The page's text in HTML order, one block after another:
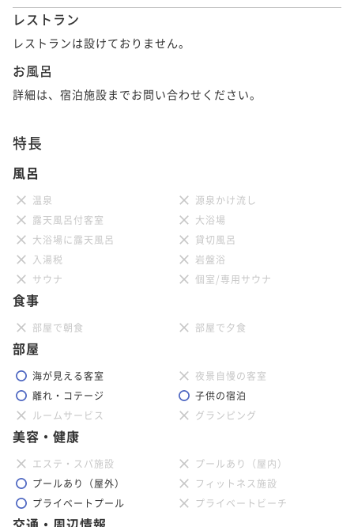
レストラン
レストランは設けておりません。
お風呂
詳細は、宿泊施設までお問い合わせください。
特長
風呂
温泉
源泉かけ流し
露天風呂付客室
大浴場
大浴場に露天風呂
貸切風呂
入湯税
岩盤浴
サウナ
個室/専用サウナ
食事
部屋で朝食 部屋で夕食
部屋
海が見える客室
夜景自慢の客室
離れ・コテージ
子供の宿泊
ルームサービス
グランピング
美容・健康
エステ・スパ施設
プールあり（屋内）
プールあり（屋外）
フィットネス施設
プライベートプール
プライベートビーチ